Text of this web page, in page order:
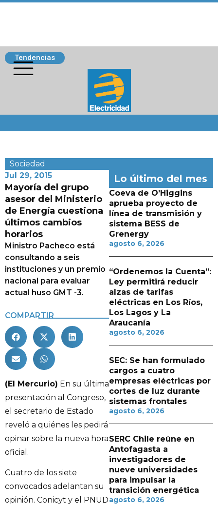
Tendencias
Sociedad
Jul 29, 2015
Mayoría del grupo
asesor del Ministerio
de Energía cuestiona
últimos cambios
horarios
Ministro Pacheco está
consultando a seis
instituciones y un premio
nacional para evaluar
actual huso GMT -3.
COMPARTIR
(El Mercurio) En su última
presentación al Congreso,
el secretario de Estado
reveló a quiénes les pedirá
opinar sobre la nueva hora
oficial.
Cuatro de los siete
convocados adelantan su
opinión. Conicyt y el PNUD
Lo último del mes
Coeva de O’Higgins
aprueba proyecto de
línea de transmisión y
sistema BESS de
Grenergy
agosto 6, 2026
“Ordenemos la Cuenta”:
Ley permitirá reducir
alzas de tarifas
eléctricas en Los Ríos,
Los Lagos y La
Araucanía
agosto 6, 2026
SEC: Se han formulado
cargos a cuatro
empresas eléctricas por
cortes de luz durante
sistemas frontales
agosto 6, 2026
SERC Chile reúne en
Antofagasta a
investigadores de
nueve universidades
para impulsar la
transición energética
agosto 6, 2026